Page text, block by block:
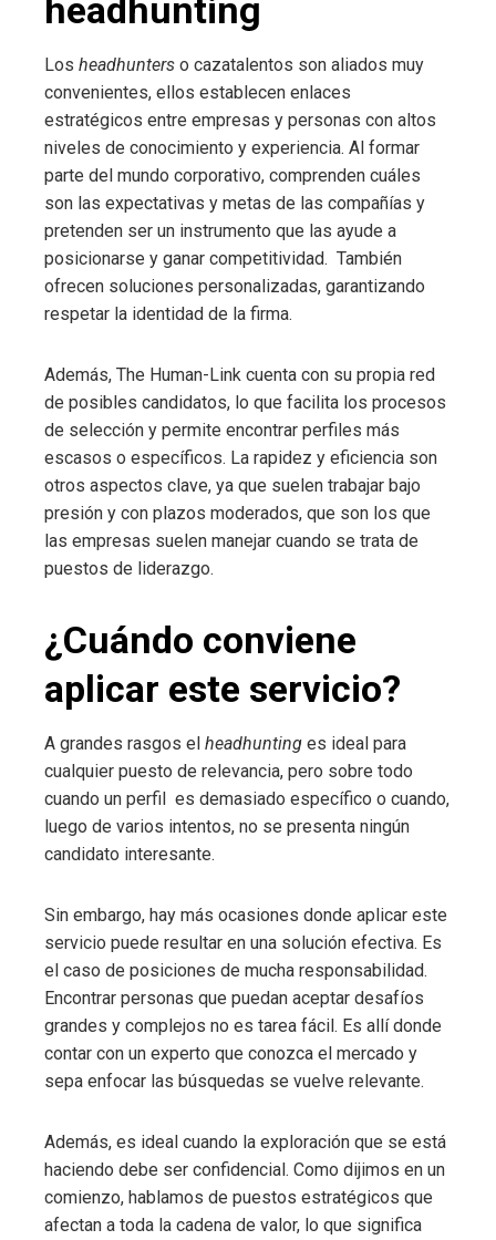
headhunting
Los headhunters o cazatalentos son aliados muy
convenientes, ellos establecen enlaces
estratégicos entre empresas y personas con altos
niveles de conocimiento y experiencia. Al formar
parte del mundo corporativo, comprenden cuáles
son las expectativas y metas de las compañías y
pretenden ser un instrumento que las ayude a
posicionarse y ganar competitividad. También
ofrecen soluciones personalizadas, garantizando
respetar la identidad de la firma.
Además, The Human-Link cuenta con su propia red
de posibles candidatos, lo que facilita los procesos
de selección y permite encontrar perfiles más
escasos o específicos. La rapidez y eficiencia son
otros aspectos clave, ya que suelen trabajar bajo
presión y con plazos moderados, que son los que
las empresas suelen manejar cuando se trata de
puestos de liderazgo.
¿Cuándo conviene
aplicar este servicio?
A grandes rasgos el headhunting es ideal para
cualquier puesto de relevancia, pero sobre todo
cuando un perfil es demasiado específico o cuando,
luego de varios intentos, no se presenta ningún
candidato interesante.
Sin embargo, hay más ocasiones donde aplicar este
servicio puede resultar en una solución efectiva. Es
el caso de posiciones de mucha responsabilidad.
Encontrar personas que puedan aceptar desafíos
grandes y complejos no es tarea fácil. Es allí donde
contar con un experto que conozca el mercado y
sepa enfocar las búsquedas se vuelve relevante.
Además, es ideal cuando la exploración que se está
haciendo debe ser confidencial. Como dijimos en un
comienzo, hablamos de puestos estratégicos que
afectan a toda la cadena de valor, lo que significa